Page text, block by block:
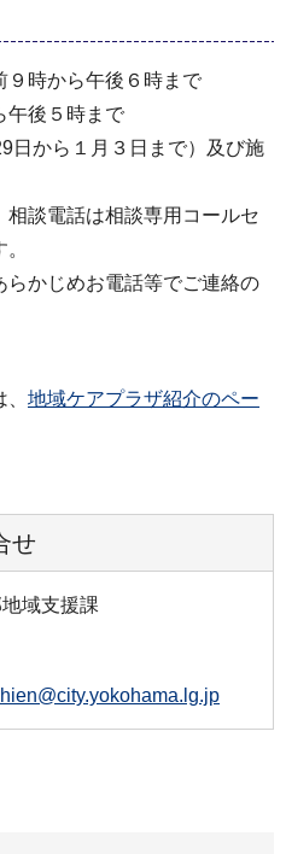
９時から午後６時まで
午後５時まで
日から１月３日まで）及び施
相談電話は相談専用コールセ
らかじめお電話等でご連絡の
地域ケアプラザ紹介のペー
せ
域支援課